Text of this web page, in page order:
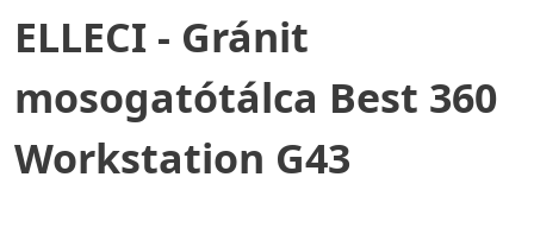
ELLECI - Gránit
mosogatótálca Best 360
Workstation G43